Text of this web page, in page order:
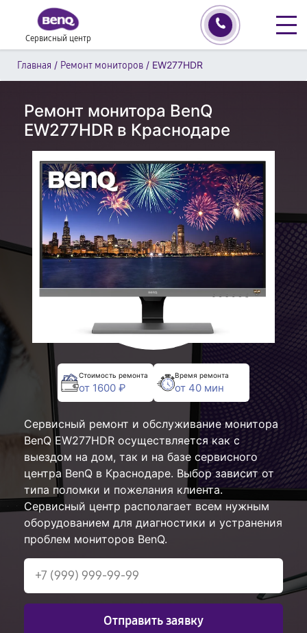
Сервисный центр
Главная / Ремонт мониторов / EW277HDR
Ремонт монитора BenQ
EW277HDR в Краснодаре
Стоимость ремонта
от 1600 ₽
Время ремонта
от 40 мин
Сервисный ремонт и обслуживание монитора
BenQ EW277HDR осуществляется как с
выездом на дом, так и на базе сервисного
центра BenQ в Краснодаре. Выбор зависит от
типа поломки и пожелания клиента.
Сервисный центр располагает всем нужным
оборудованием для диагностики и устранения
проблем мониторов BenQ.
Отправить заявку